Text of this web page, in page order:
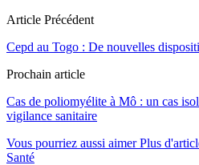
Article Précédent
Cepd au Togo : De nouvelles
Prochain article
Cas de poliomyélite à Mô : un cas
vigilance sanitaire
Vous pourriez aussi aimer Plus
Santé